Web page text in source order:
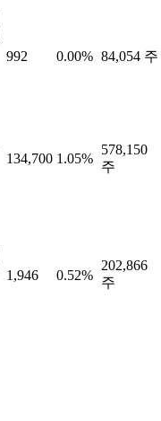
992 0.00% 84,054 주
134,700 1.05%
578,150
주
1,946 0.52%
202,866
주